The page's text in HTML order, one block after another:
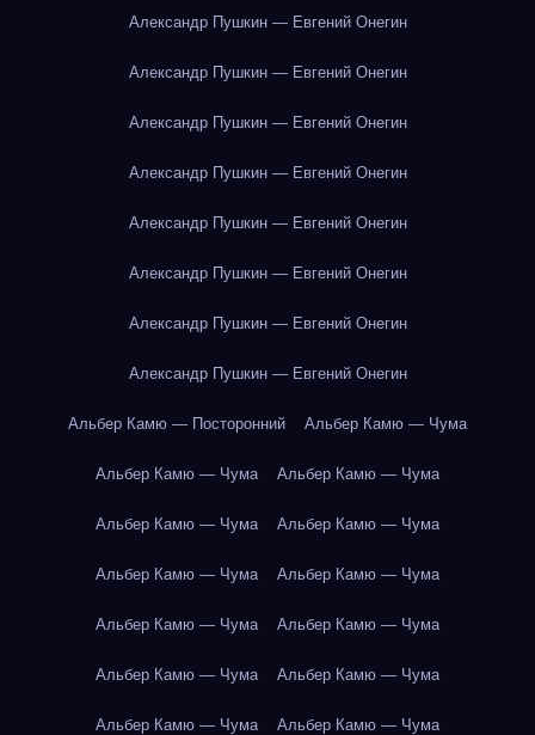
Александр Пушкин — Евгений Онегин
Александр Пушкин — Евгений Онегин
Александр Пушкин — Евгений Онегин
Александр Пушкин — Евгений Онегин
Александр Пушкин — Евгений Онегин
Александр Пушкин — Евгений Онегин
Александр Пушкин — Евгений Онегин
Александр Пушкин — Евгений Онегин
Альбер Камю — Посторонний Альбер Камю — Чума
Альбер Камю — Чума Альбер Камю — Чума
Альбер Камю — Чума Альбер Камю — Чума
Альбер Камю — Чума Альбер Камю — Чума
Альбер Камю — Чума Альбер Камю — Чума
Альбер Камю — Чума Альбер Камю — Чума
Альбер Камю — Чума Альбер Камю — Чума